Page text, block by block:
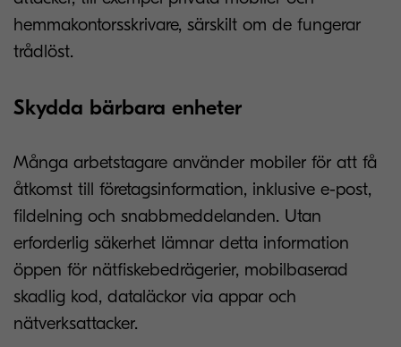
hemmakontorsskrivare, särskilt om de fungerar
trådlöst.
Skydda bärbara enheter
Många arbetstagare använder mobiler för att få
åtkomst till företagsinformation, inklusive e-post,
fildelning och snabbmeddelanden. Utan
erforderlig säkerhet lämnar detta information
öppen för nätfiskebedrägerier, mobilbaserad
skadlig kod, dataläckor via appar och
nätverksattacker.